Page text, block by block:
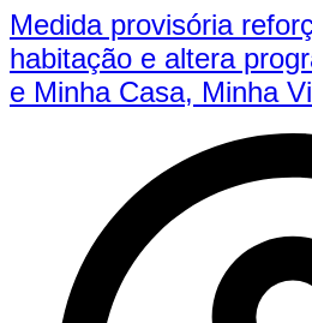
Medida provisória
habitação e altera
e Minha Casa, Minha